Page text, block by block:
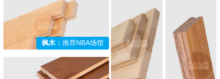
枫木：推荐NBA场馆